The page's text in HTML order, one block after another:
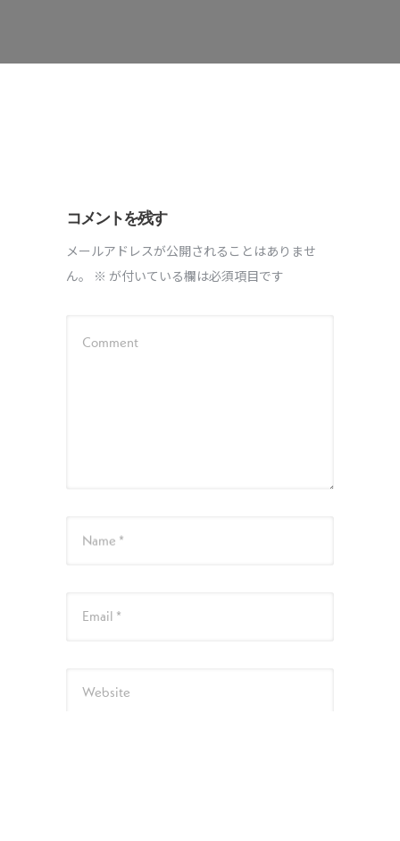
コメントを残す
メールアドレスが公開されることはありませ
ん。
※ が付いている欄は必須項目です
Comment
Name *
Email *
Website